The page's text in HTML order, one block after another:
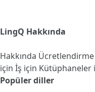
LingQ Hakkında
Hakkında Ücretlendirme
için İş için Kütüphaneler
Popüler diller